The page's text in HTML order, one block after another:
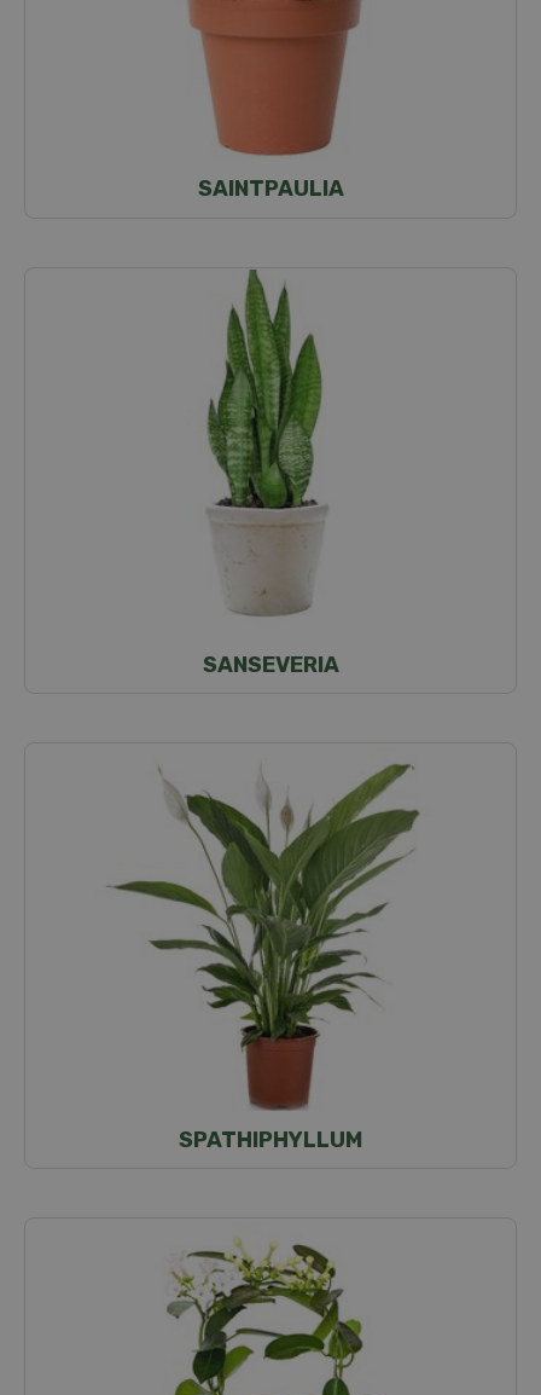
SAINTPAULIA
SANSEVERIA
SPATHIPHYLLUM